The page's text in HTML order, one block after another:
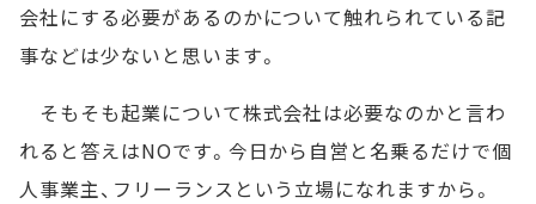
会社にする必要があるのかについて触れられている記
事などは少ないと思います。
そもそも起業について株式会社は必要なのかと言わ
れると答えはNOです。今日から自営と名乗るだけで個
人事業主、フリーランスという立場になれますから。